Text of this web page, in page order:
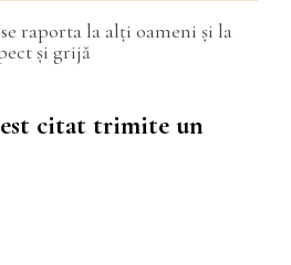
raporta la alți oameni și la
și grijă
citat trimite un